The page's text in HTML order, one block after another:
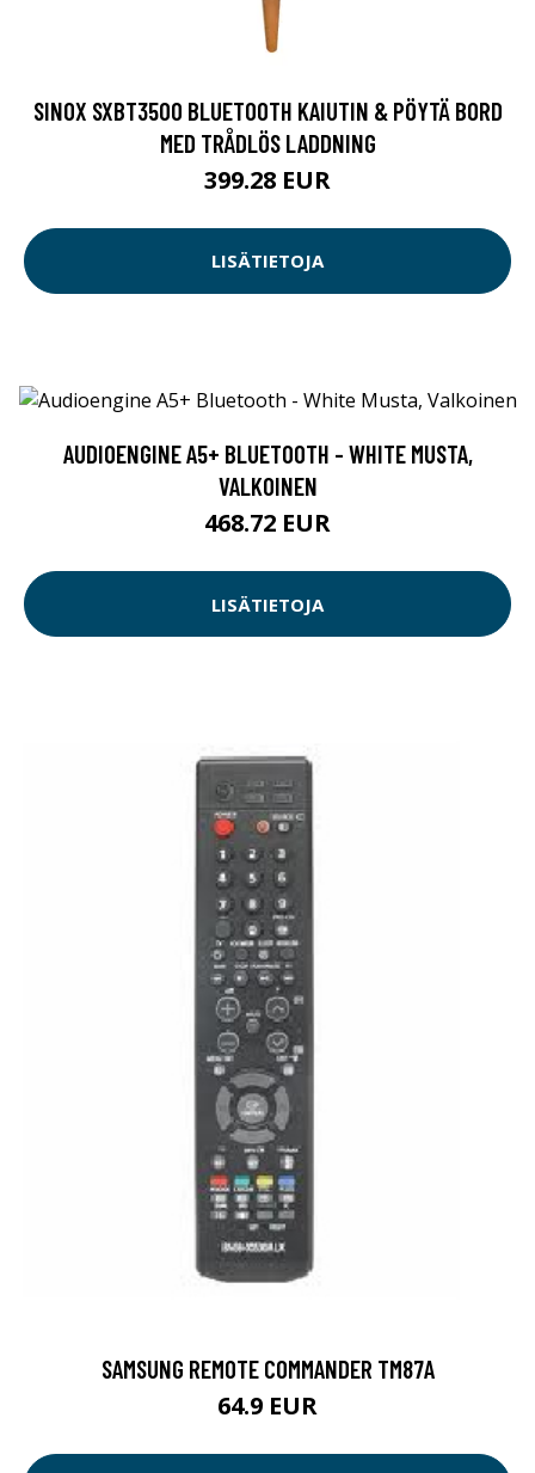
SINOX SXBT3500 BLUETOOTH KAIUTIN & PÖYTÄ BORD
MED TRÅDLÖS LADDNING
399.28 EUR
LISÄTIETOJA
AUDIOENGINE A5+ BLUETOOTH - WHITE MUSTA,
VALKOINEN
468.72 EUR
LISÄTIETOJA
SAMSUNG REMOTE COMMANDER TM87A
64.9 EUR